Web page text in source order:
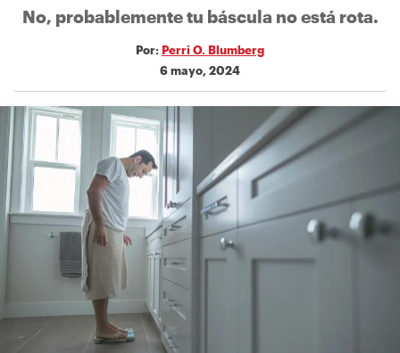
No, probablemente tu báscula no está rota.
Por: Perri O. Blumberg
6 mayo, 2024